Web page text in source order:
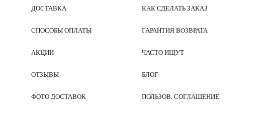
ДОСТАВКА
СПОСОБЫ ОПЛАТЫ
АКЦИИ
ОТЗЫВЫ
ФОТО ДОСТАВОК
КАК СДЕЛАТЬ ЗАКАЗ
ГАРАНТИЯ ВОЗВРАТА
ЧАСТО ИЩУТ
БЛОГ
ПОЛЬЗОВ. СОГЛАШЕНИЕ